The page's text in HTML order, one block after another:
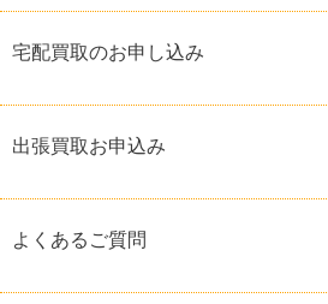
宅配買取のお申し込み
出張買取お申込み
よくあるご質問